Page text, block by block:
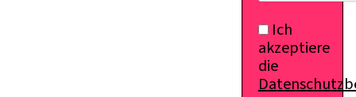
Ich
akzeptiere
die